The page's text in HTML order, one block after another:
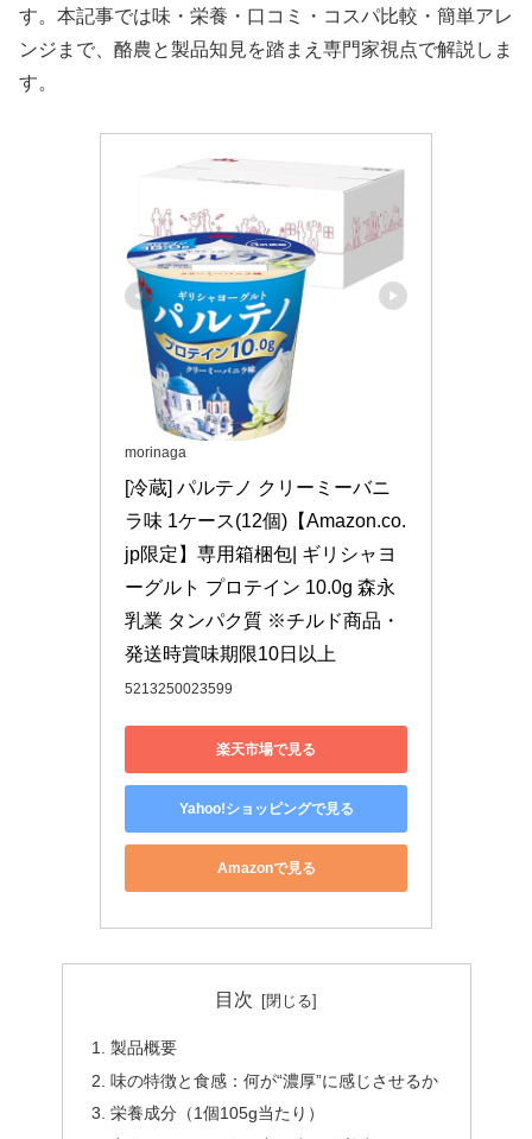
す。本記事では味・栄養・口コミ・コスパ比較・簡単アレ
ンジまで、酪農と製品知見を踏まえ専門家視点で解説しま
す。
morinaga
[冷蔵] パルテノ クリーミーバニ
ラ味 1ケース(12個)【Amazon.co.
jp限定】専用箱梱包| ギリシャヨ
ーグルト プロテイン 10.0g 森永
乳業 タンパク質 ※チルド商品・
発送時賞味期限10日以上
5213250023599
楽天市場で見る
Yahoo!ショッピングで見る
Amazonで見る
目次
製品概要
味の特徴と食感：何が“濃厚”に感じさせるか
栄養成分（1個105g当たり）